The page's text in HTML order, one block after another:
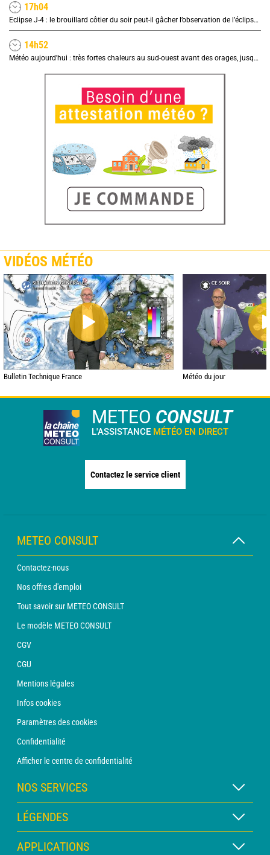
17h04
Eclipse J-4 : le brouillard côtier du soir peut-il gâcher l’observation de l’éclipse à la plage ?
14h52
Météo aujourd'hui : très fortes chaleurs au sud-ouest avant des orages, jusqu'à 39°C
VIDÉOS MÉTÉO
Bulletin Technique France Météo du jour
METEO CONSULT
L'ASSISTANCE MÉTÉO EN DIRECT
Contactez le service client
METEO CONSULT
Contactez-nous
Nos offres d'emploi
Tout savoir sur METEO CONSULT
Le modèle METEO CONSULT
CGV
CGU
Mentions légales
Infos cookies
Paramètres des cookies
Confidentialité
Afficher le centre de confidentialité
NOS SERVICES
Abonnement METEO Xpert
Abonnement METEO PRO
LÉGENDES
Légende des cartes
APPLICATIONS